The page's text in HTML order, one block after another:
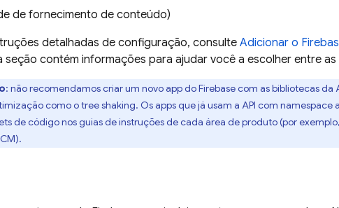
de fornecimento de conteúdo)
detalhadas de configuração, consulte Adicionar o
seção contém informações para ajudar você a escolher entre
: não recomendamos criar um novo app do Firebase com as bibliotecas da
como o tree shaking. Os apps que já usam a API com
de código nos guias de instruções de cada área de produto (por
).